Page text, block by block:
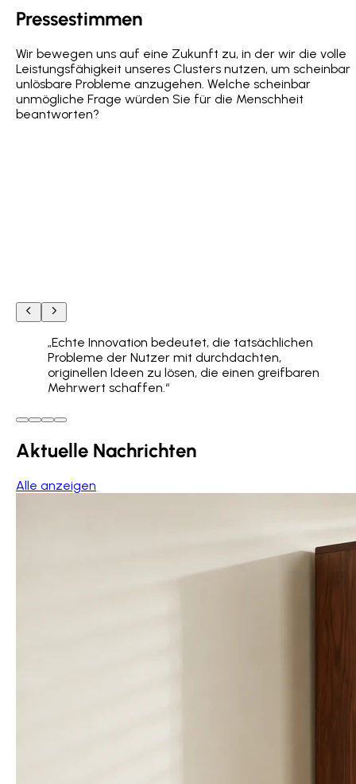
Pressestimmen
Wir bewegen uns auf eine Zukunft zu, in der wir die volle
Leistungsfähigkeit unseres Clusters nutzen, um scheinbar
unlösbare Probleme anzugehen. Welche scheinbar
unmögliche Frage würden Sie für die Menschheit
beantworten?
„Echte Innovation bedeutet, die tatsächlichen
Probleme der Nutzer mit durchdachten,
originellen Ideen zu lösen, die einen greifbaren
Mehrwert schaffen .“
Aktuelle Nachrichten
Alle anzeigen